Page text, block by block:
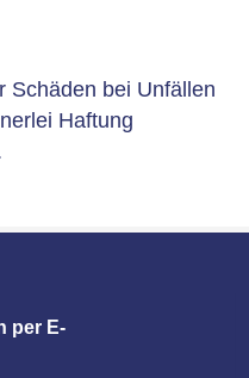
Schäden bei Unfällen
Haftung
per E-